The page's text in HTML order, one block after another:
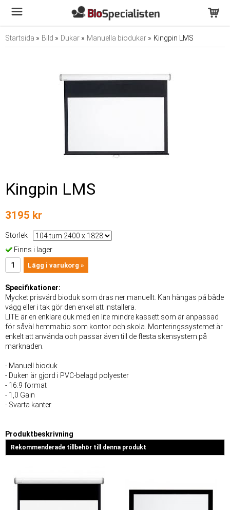
Startsida » Bild » Dukar » Manuella biodukar » Kingpin LMS
Kingpin LMS
3195 kr
Storlek
Finns i lager
Lägg i varukorg »
Specifikationer:
Mycket prisvärd bioduk som dras ner manuellt. Kan hängas på både
vägg eller i tak gör den enkel att installera.
LITE är en enklare duk med en lite mindre kassett som är anpassad
för såväl hemmabio som kontor och skola. Monteringssystemet är
enkelt att använda och passar även till de flesta skensystem på
marknaden.
- Manuell bioduk
- Duken är gjord i PVC-belagd polyester
- 16:9 format
- 1,0 Gain
- Svarta kanter
Produktbeskrivning
Rekommenderade tillbehör till denna produkt